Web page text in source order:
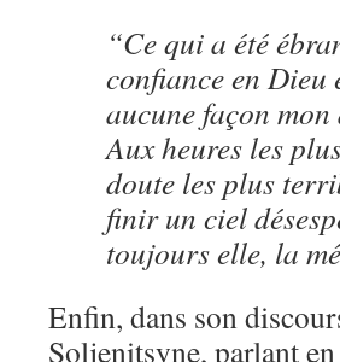
“Ce qui a été
confiance en Dieu
aucune façon
Aux heures les
doute les plus
finir un ciel
toujours elle, la
Enfin, dans son
Soljenitsyne, parlant